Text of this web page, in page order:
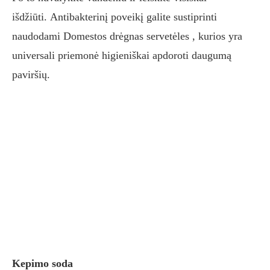
išdžiūti. Antibakterinį poveikį galite sustiprinti
naudodami Domestos drėgnas servetėles , kurios yra
universali priemonė higieniškai apdoroti daugumą
paviršių.
Kepimo soda